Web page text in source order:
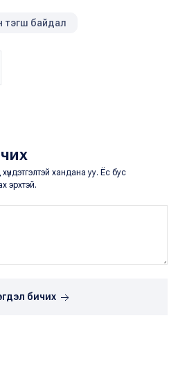
тэгш байдал
хандана уу. Ёс бус
эрхтэй.
бичих